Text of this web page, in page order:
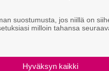
”Näillä
kaikki
Rock
suostumusta, jos niillä on
milloin tahansa
Hyväksyn kaikki